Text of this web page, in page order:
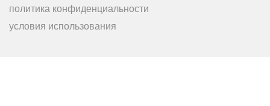
политика конфиденциальности
условия использования